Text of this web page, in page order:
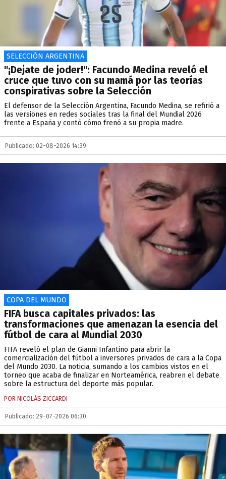
SELECCIÓN ARGENTINA
"¡Dejate de joder!": Facundo Medina reveló el
cruce que tuvo con su mamá por las teorías
conspirativas sobre la Selección
El defensor de la Selección Argentina, Facundo Medina, se refirió a
las versiones en redes sociales tras la final del Mundial 2026
frente a España y contó cómo frenó a su propia madre.
Publicado: 02-08-2026 14:39
COPA DEL MUNDO
FIFA busca capitales privados: las
transformaciones que amenazan la esencia del
fútbol de cara al Mundial 2030
FIFA reveló el plan de Gianni Infantino para abrir la
comercialización del fútbol a inversores privados de cara a la Copa
del Mundo 2030. La noticia, sumando a los cambios vistos en el
torneo que acaba de finalizar en Norteamérica, reabren el debate
sobre la estructura del deporte más popular.
POR NICOLÁS ZICCARDI
Publicado: 29-07-2026 06:30